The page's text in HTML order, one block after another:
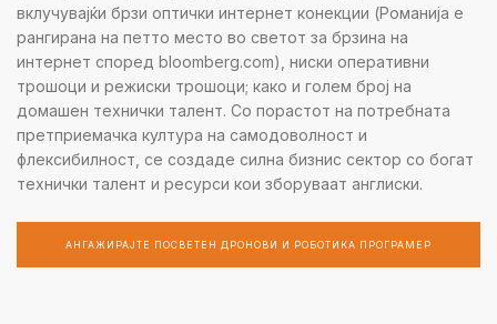
вклучувајќи брзи оптички интернет конекции (Романија е
рангирана на петто место во светот за брзина на
интернет според bloomberg.com), ниски оперативни
трошоци и режиски трошоци; како и голем број на
домашен технички талент. Со порастот на потребната
претприемачка култура на самодоволност и
флексибилност, се создаде силна бизнис сектор со богат
технички талент и ресурси кои зборуваат англиски.
АНГАЖИРАЈТЕ ПОСВЕТЕН ДРОНОВИ И РОБОТИКА ПРОГРАМЕР